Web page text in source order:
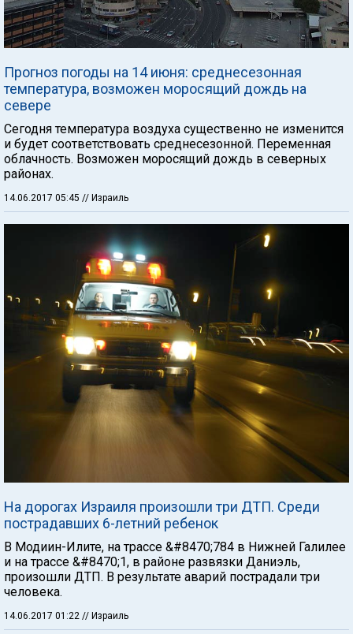
Прогноз погоды на 14 июня: среднесезонная
температура, возможен моросящий дождь на
севере
Сегодня температура воздуха существенно не изменится
и будет соответствовать среднесезонной. Переменная
облачность. Возможен моросящий дождь в северных
районах.
14.06.2017 05:45 // Израиль
На дорогах Израиля произошли три ДТП. Среди
пострадавших 6-летний ребенок
В Модиин-Илите, на трассе &#8470;784 в Нижней Галилее
и на трассе &#8470;1, в районе развязки Даниэль,
произошли ДТП. В результате аварий пострадали три
человека.
14.06.2017 01:22 // Израиль